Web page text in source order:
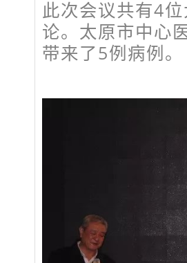
此次会议共有4
论。太原市中心
带来了5例病例。